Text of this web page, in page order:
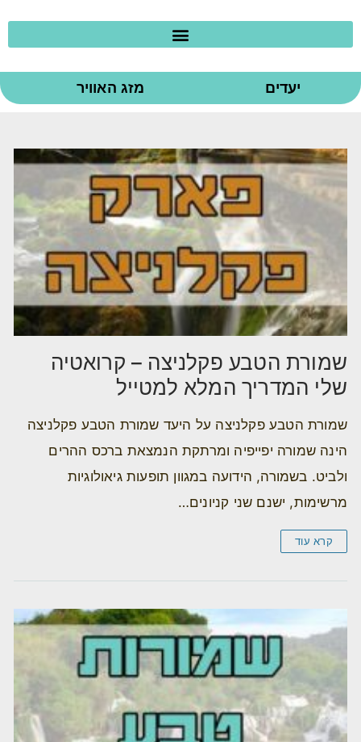
יעדים מזג האוויר
שמורת הטבע פקלניצה – קרואטיה
שלי המדריך המלא למטייל
שמורת הטבע פקלניצה על היעד שמורת הטבע פקלניצה
הינה שמורה יפייפיה ומרתקת הנמצאת ברכס ההרים
ולביט. בשמורה, הידועה במגוון תופעות גיאולוגיות
מרשימות, ישנם שני קניונים…
קרא עוד